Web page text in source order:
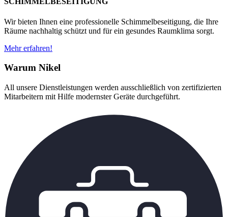
Wir bieten Ihnen eine professionelle Schimmelbeseitigung, die Ihre
Räume nachhaltig schützt und für ein gesundes Raumklima sorgt.
Mehr erfahren!
Warum Nikel
All unsere Dienstleistungen werden ausschließlich von zertifizierten
Mitarbeitern mit Hilfe modernster Geräte durchgeführt.